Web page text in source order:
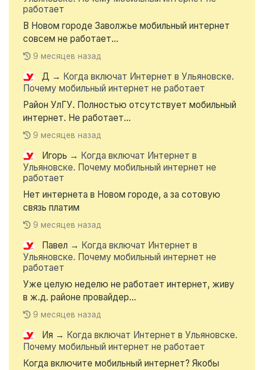
работает
В Новом городе Заволжье мобильный интернет
совсем не работает...
9 месяцев назад
Д → Когда включат Интернет в Ульяновске.
Почему мобильный интернет не работает
Район УлГУ. Полностью отсутствует мобильный
интернет. Не работает...
9 месяцев назад
Игорь → Когда включат Интернет в
Ульяновске. Почему мобильный интернет не
работает
Нет интернета в Новом городе, а за сотовую
связь платим
9 месяцев назад
Павел → Когда включат Интернет в
Ульяновске. Почему мобильный интернет не
работает
Уже целую неделю не работает интернет, живу
в ж.д. районе провайдер...
9 месяцев назад
Ия → Когда включат Интернет в Ульяновске.
Почему мобильный интернет не работает
Когда включите мобильный интернет? Якобы